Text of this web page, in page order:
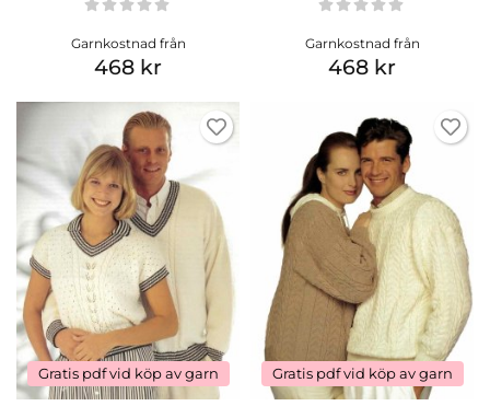
Garnkostnad från
468 kr
Garnkostnad från
468 kr
Gratis pdf vid köp av garn Gratis pdf vid köp av garn